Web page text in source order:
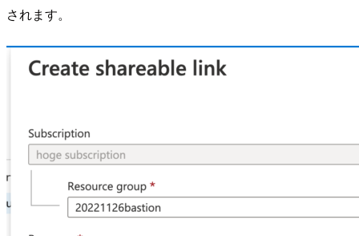
されます。